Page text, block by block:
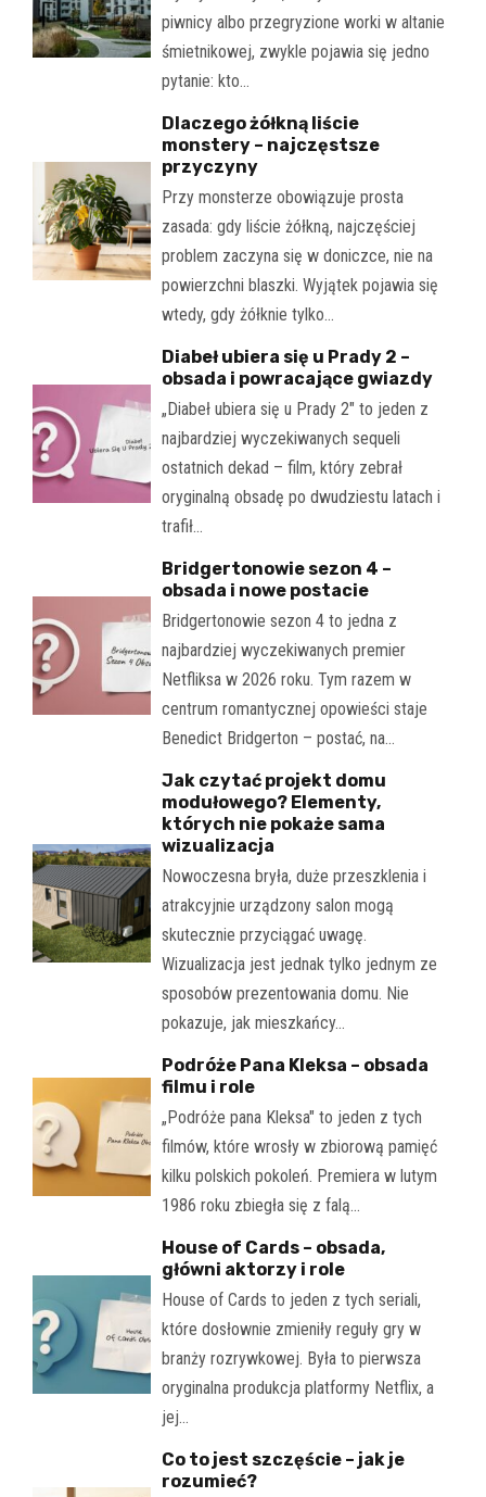
piwnicy albo przegryzione worki w altanie
śmietnikowej, zwykle pojawia się jedno
pytanie: kto…
Dlaczego żółkną liście
monstery – najczęstsze
przyczyny
Przy monsterze obowiązuje prosta
zasada: gdy liście żółkną, najczęściej
problem zaczyna się w doniczce, nie na
powierzchni blaszki. Wyjątek pojawia się
wtedy, gdy żółknie tylko…
Diabeł ubiera się u Prady 2 –
obsada i powracające gwiazdy
„Diabeł ubiera się u Prady 2" to jeden z
najbardziej wyczekiwanych sequeli
ostatnich dekad – film, który zebrał
oryginalną obsadę po dwudziestu latach i
trafił…
Bridgertonowie sezon 4 –
obsada i nowe postacie
Bridgertonowie sezon 4 to jedna z
najbardziej wyczekiwanych premier
Netfliksa w 2026 roku. Tym razem w
centrum romantycznej opowieści staje
Benedict Bridgerton – postać, na…
Jak czytać projekt domu
modułowego? Elementy,
których nie pokaże sama
wizualizacja
Nowoczesna bryła, duże przeszklenia i
atrakcyjnie urządzony salon mogą
skutecznie przyciągać uwagę.
Wizualizacja jest jednak tylko jednym ze
sposobów prezentowania domu. Nie
pokazuje, jak mieszkańcy…
Podróże Pana Kleksa – obsada
filmu i role
„Podróże pana Kleksa" to jeden z tych
filmów, które wrosły w zbiorową pamięć
kilku polskich pokoleń. Premiera w lutym
1986 roku zbiegła się z falą…
House of Cards – obsada,
główni aktorzy i role
House of Cards to jeden z tych seriali,
które dosłownie zmieniły reguły gry w
branży rozrywkowej. Była to pierwsza
oryginalna produkcja platformy Netflix, a
jej…
Co to jest szczęście – jak je
rozumieć?